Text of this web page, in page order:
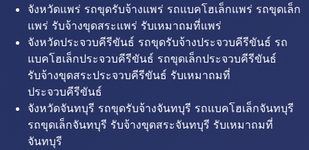
จังหวัดแพร่ รถขุดรับจ้างแพร่ รถแบคโฮเล็กแพร่ รถขุดเล็ก
แพร่ รับจ้างขุดสระแพร่ รับเหมาถมที่แพร่
จังหวัดประจวบคีรีขันธ์ รถขุดรับจ้างประจวบคีรีขันธ์ รถ
แบคโฮเล็กประจวบคีรีขันธ์ รถขุดเล็กประจวบคีรีขันธ์
รับจ้างขุดสระประจวบคีรีขันธ์ รับเหมาถมที่
ประจวบคีรีขันธ์
จังหวัดจันทบุรี รถขุดรับจ้างจันทบุรี รถแบคโฮเล็กจันทบุรี
รถขุดเล็กจันทบุรี รับจ้างขุดสระจันทบุรี รับเหมาถมที่
จันทบุรี